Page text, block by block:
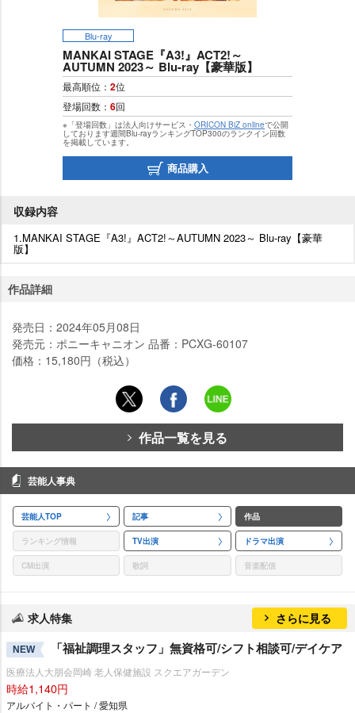
Blu-ray
MANKAI STAGE『A3!』ACT2!～
AUTUMN 2023～ Blu-ray【豪華版】
最高順位： 2位
登場回数： 6回
※「登場回数」は法人向けサービス・ ORICON BiZ onlineで公開
しております週間Blu-rayランキングTOP300のランクイン回数
を掲載しています。
商品購入
収録内容
1.MANKAI STAGE『A3!』ACT2!～AUTUMN 2023～ Blu-ray【豪華
版】
作品詳細
発売日：2024年05月08日
発売元：ポニーキャニオン 品番：PCXG-60107
価格：15,180円（税込）
作品一覧を見る
芸能人事典
芸能人TOP 記事 作品
ランキング情報 TV出演 ドラマ出演
CM出演 歌詞 音楽配信
求人特集 さらに見る
NEW 「福祉調理スタッフ」無資格可/シフト相談可/デイケア
医療法人大朋会岡崎 老人保健施設 スクエアガーデン
時給1,140円
アルバイト・パート / 愛知県